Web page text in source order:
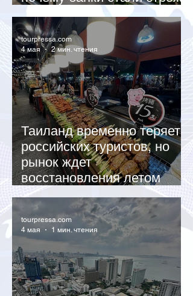
к иностранцам
Таиланд временно теряет
российских туристов, но
рынок ждет
восстановления летом
2026 года
tourpressa.com
4 мая
2 мин. чтения
tourpressa.com
4 мая
1 мин. чтения